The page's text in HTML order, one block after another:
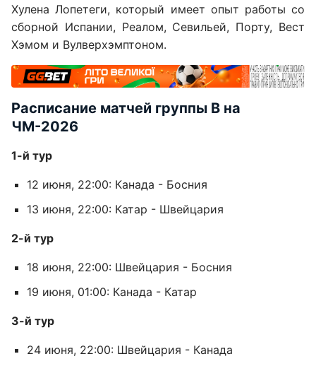
Хулена Лопетеги, который имеет опыт работы со
сборной Испании, Реалом, Севильей, Порту, Вест
Хэмом и Вулверхэмптоном.
Расписание матчей группы B на
ЧМ-2026
1-й тур
12 июня, 22:00: Канада - Босния
13 июня, 22:00: Катар - Швейцария
2-й тур
18 июня, 22:00: Швейцария - Босния
19 июня, 01:00: Канада - Катар
3-й тур
24 июня, 22:00: Швейцария - Канада